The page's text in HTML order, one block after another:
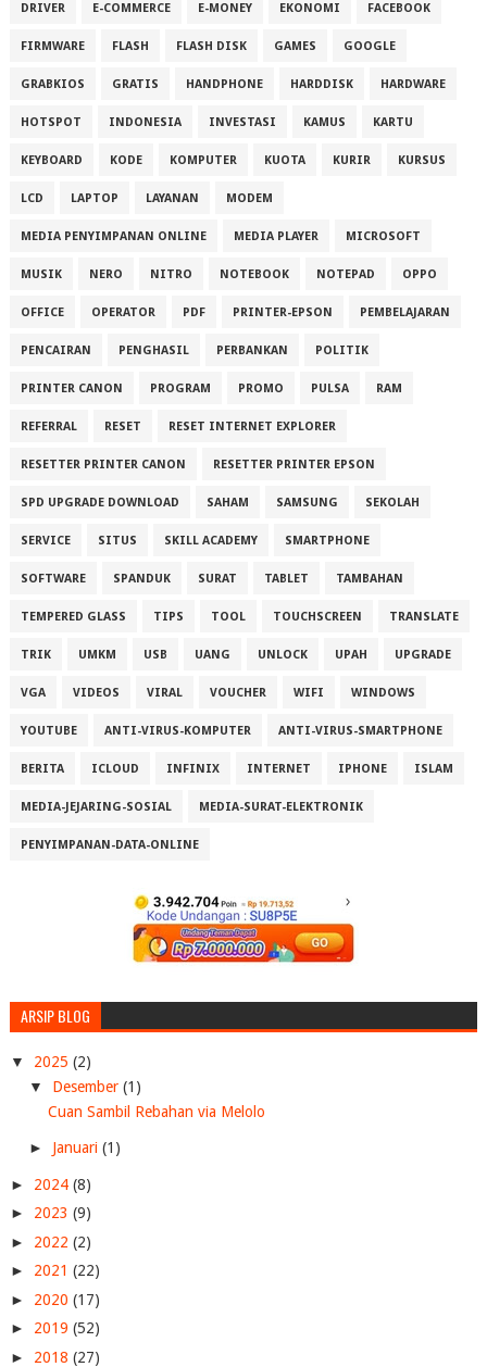
DRIVER E-COMMERCE E-MONEY EKONOMI FACEBOOK
FIRMWARE FLASH FLASH DISK GAMES GOOGLE
GRABKIOS GRATIS HANDPHONE HARDDISK HARDWARE
HOTSPOT INDONESIA INVESTASI KAMUS KARTU
KEYBOARD KODE KOMPUTER KUOTA KURIR KURSUS
LCD LAPTOP LAYANAN MODEM
MEDIA PENYIMPANAN ONLINE MEDIA PLAYER MICROSOFT
MUSIK NERO NITRO NOTEBOOK NOTEPAD OPPO
OFFICE OPERATOR PDF PRINTER-EPSON PEMBELAJARAN
PENCAIRAN PENGHASIL PERBANKAN POLITIK
PRINTER CANON PROGRAM PROMO PULSA RAM
REFERRAL RESET RESET INTERNET EXPLORER
RESETTER PRINTER CANON RESETTER PRINTER EPSON
SPD UPGRADE DOWNLOAD SAHAM SAMSUNG SEKOLAH
SERVICE SITUS SKILL ACADEMY SMARTPHONE
SOFTWARE SPANDUK SURAT TABLET TAMBAHAN
TEMPERED GLASS TIPS TOOL TOUCHSCREEN TRANSLATE
TRIK UMKM USB UANG UNLOCK UPAH UPGRADE
VGA VIDEOS VIRAL VOUCHER WIFI WINDOWS
YOUTUBE ANTI-VIRUS-KOMPUTER ANTI-VIRUS-SMARTPHONE
BERITA ICLOUD INFINIX INTERNET IPHONE ISLAM
MEDIA-JEJARING-SOSIAL MEDIA-SURAT-ELEKTRONIK
PENYIMPANAN-DATA-ONLINE
ARSIP BLOG
▼ 2025 (2)
▼ Desember (1)
Cuan Sambil Rebahan via Melolo
► Januari (1)
► 2024 (8)
► 2023 (9)
► 2022 (2)
► 2021 (22)
► 2020 (17)
► 2019 (52)
► 2018 (27)